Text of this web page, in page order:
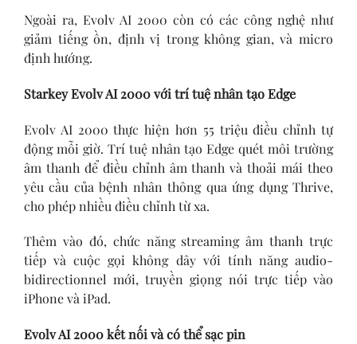
Ngoài ra, Evolv AI 2000 còn có các công nghệ như
giảm tiếng ồn, định vị trong không gian, và micro
định hướng.
Starkey Evolv AI 2000 với trí tuệ nhân tạo Edge
Evolv AI 2000 thực hiện hơn 55 triệu điều chỉnh tự
động mỗi giờ. Trí tuệ nhân tạo Edge quét môi trường
âm thanh để điều chỉnh âm thanh và thoải mái theo
yêu cầu của bệnh nhân thông qua ứng dụng Thrive,
cho phép nhiều điều chỉnh từ xa.
Thêm vào đó, chức năng streaming âm thanh trực
tiếp và cuộc gọi không dây với tính năng audio-
bidirectionnel mới, truyền giọng nói trực tiếp vào
iPhone và iPad.
Evolv AI 2000 kết nối và có thể sạc pin